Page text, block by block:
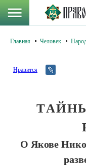
Главная Человек
Нравится
О Якове